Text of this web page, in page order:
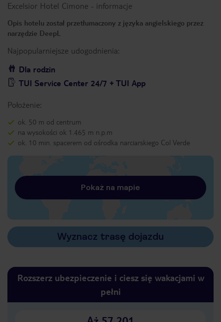
Excelsior Hotel Cimone - informacje
Opis hotelu został przetłumaczony z języka angielskiego przez
narzędzie DeepL
Najpopularniejsze udogodnienia:
Dla rodzin
TUI Service Center 24/7 + TUI App
Położenie:
ok. 50 m od centrum
na wysokości ok 1.465 m n.p.m
ok. 10 min. spacerem od ośrodka narciarskiego Col Verde
Pokaż na mapie
Wyznacz trasę dojazdu
Rozszerz ubezpieczenie i ciesz się wakacjami w
pełni